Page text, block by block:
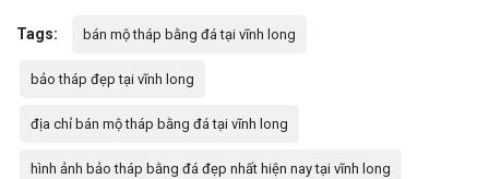
Tags: bán mộ tháp bằng đá tại vĩnh long
bảo tháp đẹp tại vĩnh long
địa chỉ bán mộ tháp bằng đá tại vĩnh long
hình ảnh bảo tháp bằng đá đẹp nhất hiện nay tại vĩnh long